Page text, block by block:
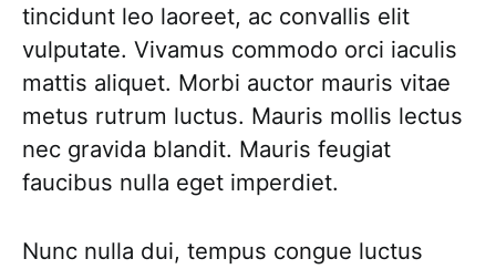
tincidunt leo laoreet, ac convallis elit
vulputate. Vivamus commodo orci iaculis
mattis aliquet. Morbi auctor mauris vitae
metus rutrum luctus. Mauris mollis lectus
nec gravida blandit. Mauris feugiat
faucibus nulla eget imperdiet.
Nunc nulla dui, tempus congue luctus